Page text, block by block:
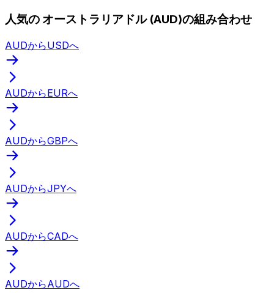
人気の オーストラリアドル (AUD)の組み合わせ
AUDからUSDへ
AUDからEURへ
AUDからGBPへ
AUDからJPYへ
AUDからCADへ
AUDからAUDへ